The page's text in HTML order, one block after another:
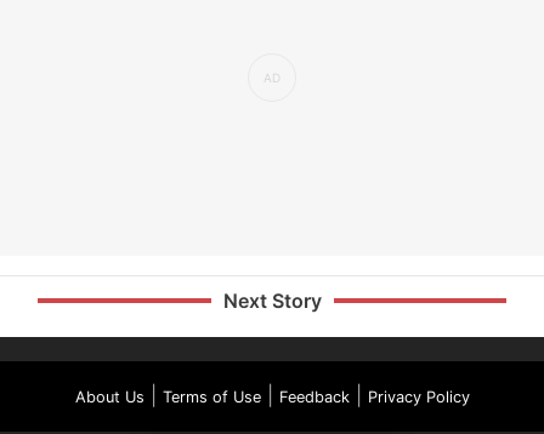
Next Story
About Us Terms of Use| Feedback| Privacy Policy